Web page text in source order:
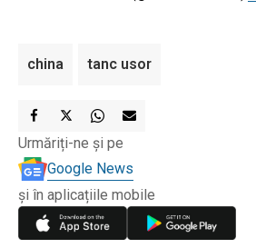
china tanc usor
Urmăriți-ne și pe
Google News
și în aplicațiile mobile